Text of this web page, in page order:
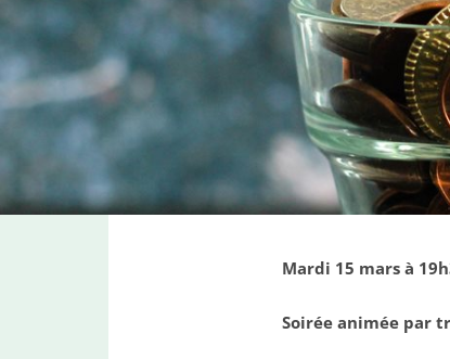
Mardi 15 mars à
Soirée animée par